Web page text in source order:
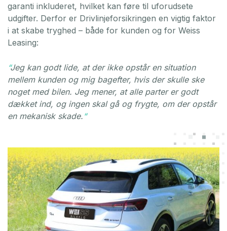
garanti inkluderet, hvilket kan føre til uforudsete
udgifter. Derfor er Drivlinjeforsikringen en vigtig faktor
i at skabe tryghed – både for kunden og for Weiss
Leasing:
“Jeg kan godt lide, at der ikke opstår en situation
mellem kunden og mig bagefter, hvis der skulle ske
noget med bilen. Jeg mener, at alle parter er godt
dækket ind, og ingen skal gå og frygte, om der opstår
en mekanisk skade. “